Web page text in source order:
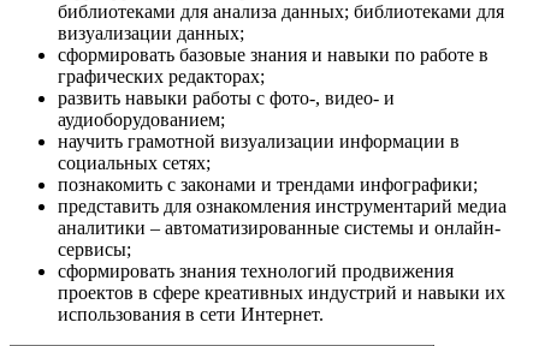
библиотеками для анализа данных; библиотеками для
визуализации данных;
сформировать базовые знания и навыки по работе в
графических редакторах;
развить навыки работы с фото-, видео- и
аудиоборудованием;
научить грамотной визуализации информации в
социальных сетях;
познакомить с законами и трендами инфографики;
представить для ознакомления инструментарий медиа
аналитики – автоматизированные системы и онлайн-
сервисы;
сформировать знания технологий продвижения
проектов в сфере креативных индустрий и навыки их
использования в сети Интернет.